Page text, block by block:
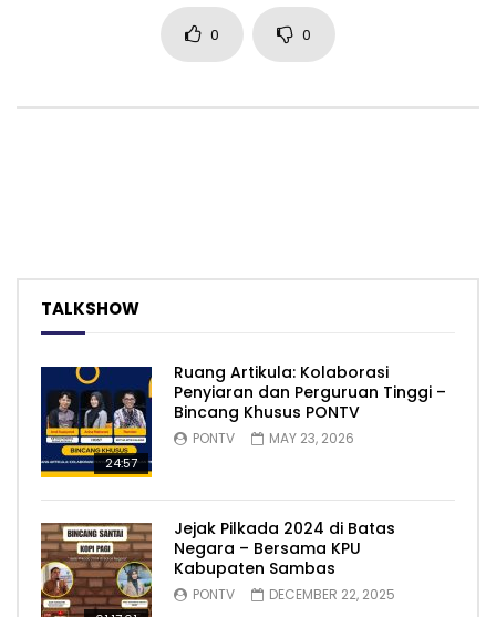
0 0
TALKSHOW
24:57
Ruang Artikula: Kolaborasi
Penyiaran dan Perguruan Tinggi –
Bincang Khusus PONTV
PONTV MAY 23, 2026
Jejak Pilkada 2024 di Batas
Negara – Bersama KPU
Kabupaten Sambas
PONTV DECEMBER 22, 2025